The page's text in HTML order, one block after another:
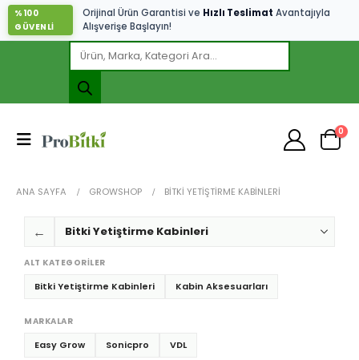
%100
GÜVENLİ
Orijinal Ürün Garantisi ve Hızlı Teslimat Avantajıyla
Alışverişe Başlayın!
0
ANA SAYFA GROWSHOP BITKI YETIŞTIRME KABINLERI
←
ALT KATEGORILER
Bitki Yetiştirme Kabinleri Kabin Aksesuarları
MARKALAR
Easy Grow Sonicpro VDL